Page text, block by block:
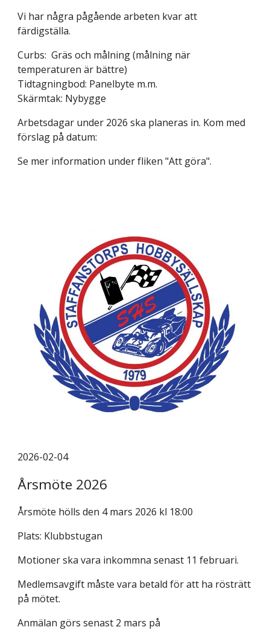
Vi har några pågående arbeten kvar att
färdigställa.
Curbs: Gräs och målning (målning när
temperaturen är bättre)
Tidtagningbod: Panelbyte m.m.
Skärmtak: Nybygge
Arbetsdagar under 2026 ska planeras in. Kom med
förslag på datum:
Se mer information under fliken "Att göra".
2026-02-04
Årsmöte 2026
Årsmöte hölls den 4 mars 2026 kl 18:00
Plats: Klubbstugan
Motioner ska vara inkommna senast 11 februari.
Medlemsavgift måste vara betald för att ha rösträtt
på mötet.
Anmälan görs senast 2 mars på